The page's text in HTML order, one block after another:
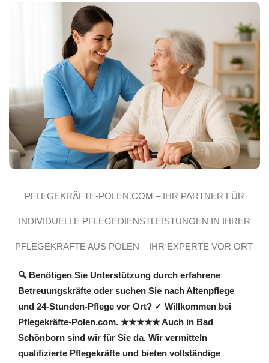
PFLEGEKRÄFTE-POLEN.COM – IHR PARTNER FÜR
PROFESSIONELLE BETREUUNG
INDIVIDUELLE PFLEGEDIENSTLEISTUNGEN IN IHRER
REGION
PFLEGEKRÄFTE AUS POLEN – IHR EXPERTE VOR ORT
🔍 Benötigen Sie Unterstützung durch erfahrene
Betreuungskräfte oder suchen Sie nach Altenpflege
und 24-Stunden-Pflege vor Ort? ✓ Willkommen bei
Pflegekräfte-Polen.com. ★★★★★ Auch in Bad
Schönborn sind wir für Sie da. Wir vermitteln
qualifizierte Pflegekräfte und bieten vollständige